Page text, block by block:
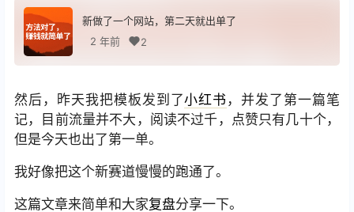
新做了一个网站，第二天就出单了
2 年前
2
然后，昨天我把模板发到了小红书 ，并发了第一篇笔
记，目前流量并不大，阅读不过千，点赞只有几十个，
但是今天也出了第一单。
我好像把这个新赛道慢慢的跑通了。
这篇文章来简单和大家复盘分享一下。